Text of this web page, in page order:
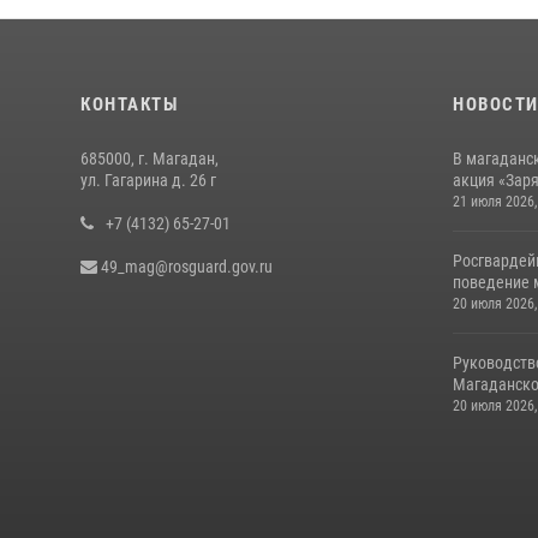
КОНТАКТЫ
685000, г. Магадан,
ул. Гагарина д. 26 г
+7 (4132) 65-27-01
49_mag@rosguard.gov.ru
НОВОСТИ
В
акция
21 июля
поведение
20 июля
20 июля